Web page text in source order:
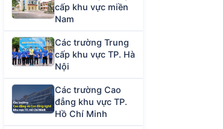
cấp khu vực miền
Nam
Các trường Trung
cấp khu vực TP. Hà
Nội
Các trường Cao
đẳng khu vực TP.
Hồ Chí Minh